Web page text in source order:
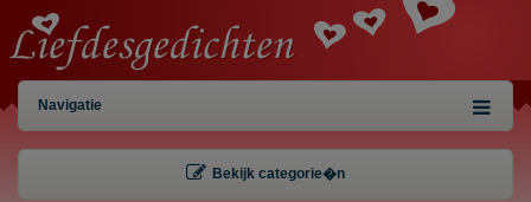
Navigatie
Bekijk categorie�n